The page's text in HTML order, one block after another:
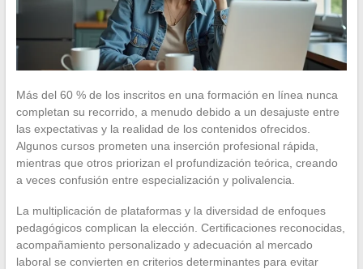
Más del 60 % de los inscritos en una formación en línea nunca
completan su recorrido, a menudo debido a un desajuste entre
las expectativas y la realidad de los contenidos ofrecidos.
Algunos cursos prometen una inserción profesional rápida,
mientras que otros priorizan el profundización teórica, creando
a veces confusión entre especialización y polivalencia.
La multiplicación de plataformas y la diversidad de enfoques
pedagógicos complican la elección. Certificaciones reconocidas,
acompañamiento personalizado y adecuación al mercado
laboral se convierten en criterios determinantes para evitar